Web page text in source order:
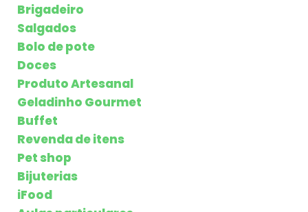
Brigadeiro
Salgados
Bolo de pote
Doces
Produto Artesanal
Geladinho Gourmet
Buffet
Revenda de itens
Pet shop
Bijuterias
iFood